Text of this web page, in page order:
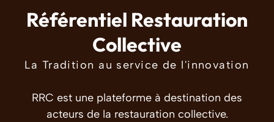
Référentiel Restauration
Collective
La Tradition au service de l'innovation
RRC est une plateforme à destination des
acteurs de la restauration collective.